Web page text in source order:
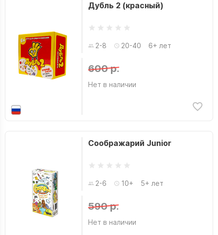
Дубль 2 (красный)
2-8 20-40 6+ лет
600 р.
Нет в наличии
Соображарий Junior
2-6 10+ 5+ лет
590 р.
Нет в наличии